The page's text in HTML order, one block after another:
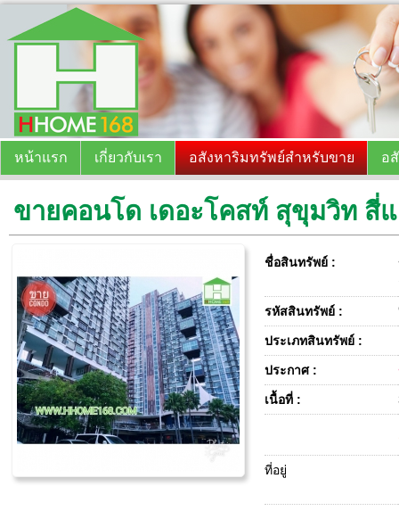
หน้าแรก เกี่ยวกับเรา อสังหาริมทรัพย์สำหรับขาย อ
ขายคอนโด เดอะโคสท์ สุขุมวิท สี่
ชื่อสินทรัพย์ :
รหัสสินทรัพย์ :
ประเภทสินทรัพย์ :
ประกาศ :
เนื้อที่ :
ที่อยู่